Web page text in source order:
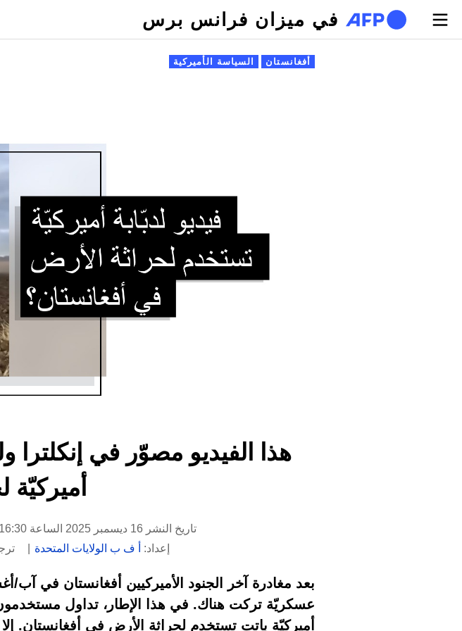
تجاوز إلى المحتوى الرئيسي
في ميزان فرانس برس
التبويبات الأساسية
أفغانستان السياسة الأميركية
هذا الفيديو مصوّر في إنكلترا
أميركيّة
تاريخ النشر 16 ديسمبر 2025 الساعة 16:30
إعداد:
أ ف ب الولايات المتحدة
عسكريّة تركت هناك. في هذا الإطار، تداول مستخدمون
أميركيّة باتت تستخدم لحراثة الأرض في أفغانستان.